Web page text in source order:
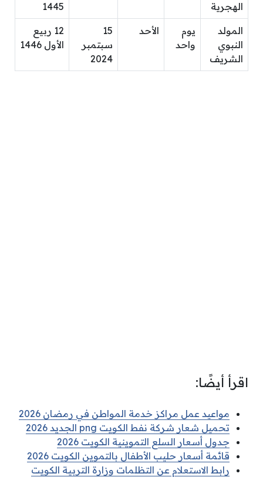
الهجرية
1445
المولد
النبوي
الشريف
يوم
واحد
الأحد
15
سبتمبر
2024
12 ربيع
الأول 1446
اقرأ أيضًا:
مواعيد عمل مراكز خدمة المواطن في رمضان 2026
تحميل شعار شركة نفط الكويت png الجديد 2026
جدول أسعار السلع التموينية الكويت 2026
قائمة أسعار حليب الأطفال بالتموين الكويت 2026
رابط الاستعلام عن التظلمات وزارة التربية الكويت